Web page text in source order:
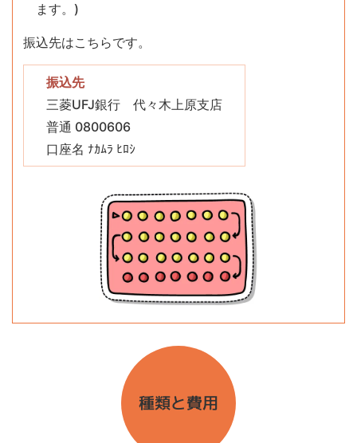
ます。)
振込先はこちらです。
振込先
三菱UFJ銀行 代々木上原支店
普通 0800606
口座名 ﾅｶﾑﾗ ﾋﾛｼ
種類と費用